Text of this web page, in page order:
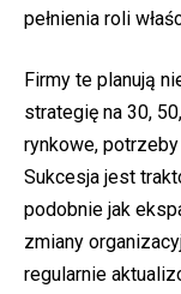
pełnienia roli
Firmy te planują
strategię na 30,
rynkowe,
Sukcesja jest
podobnie jak
zmiany
regularnie